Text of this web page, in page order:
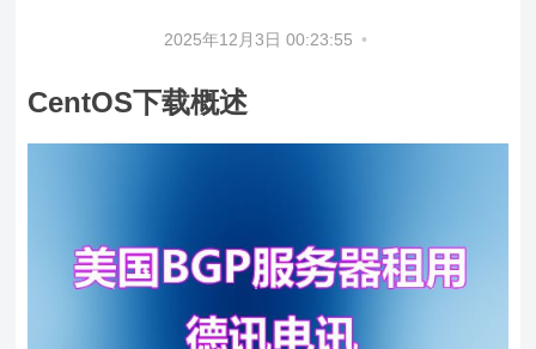
2025年12月3日 00:23:55 •
CentOS下载概述